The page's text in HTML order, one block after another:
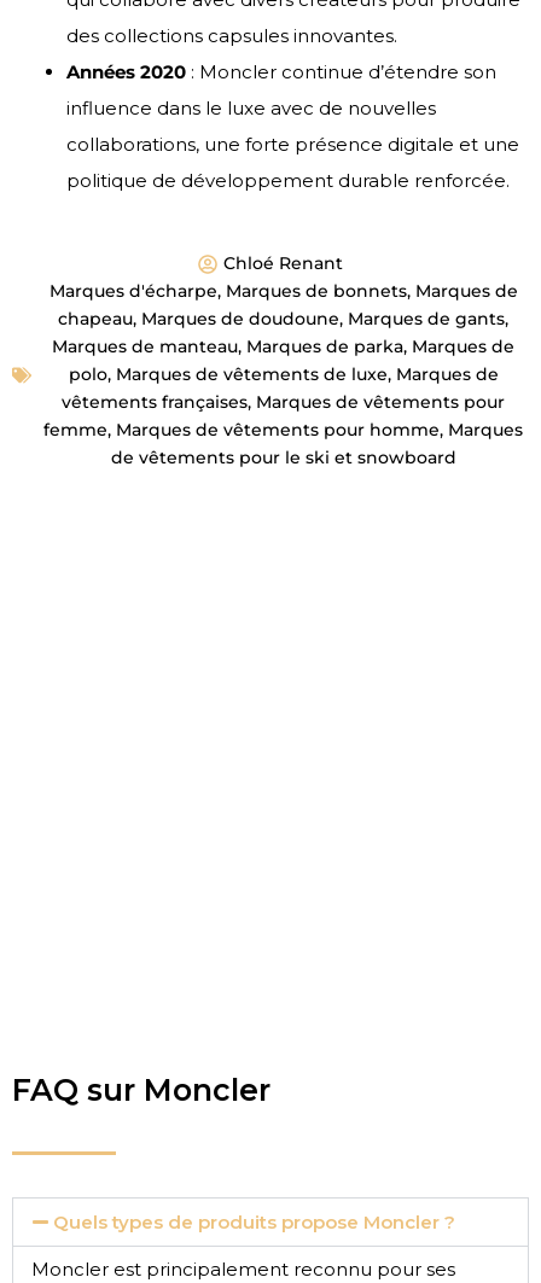
des collections capsules innovantes.
Années 2020 : Moncler continue d’étendre son
influence dans le luxe avec de nouvelles
collaborations, une forte présence digitale et une
politique de développement durable renforcée.
Chloé Renant
Marques d'écharpe, Marques de bonnets, Marques de
chapeau, Marques de doudoune, Marques de gants,
Marques de manteau, Marques de parka, Marques de
polo, Marques de vêtements de luxe, Marques de
vêtements françaises, Marques de vêtements pour
femme, Marques de vêtements pour homme, Marques
de vêtements pour le ski et snowboard
FAQ sur Moncler
Quels types de produits propose Moncler ?
Moncler est principalement reconnu pour ses